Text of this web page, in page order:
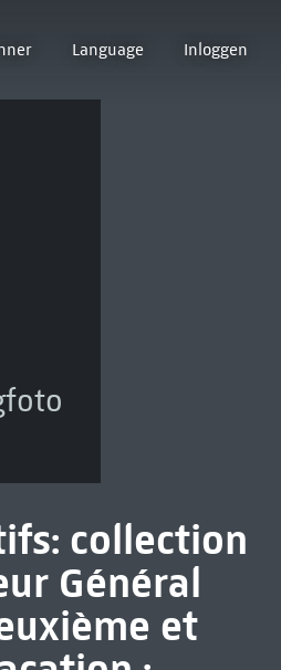
Language Inloggen
collection
Général
et